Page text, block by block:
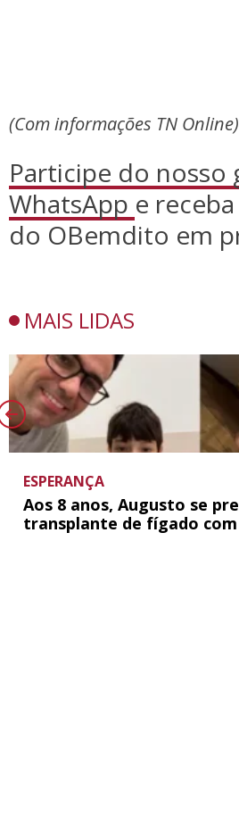
(Com informações TN Online)
Participe do nosso
WhatsApp e
do OBemdito em
MAIS LIDAS
ESPERANÇA
Aos 8 anos, Augusto se
transplante de fígado